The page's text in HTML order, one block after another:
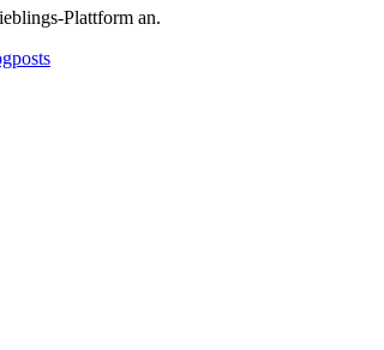
Plattform an.